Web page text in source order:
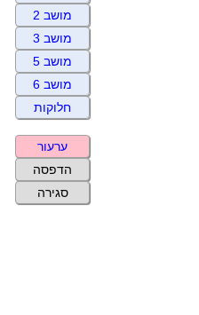
מושב 2
מושב 3
מושב 5
מושב 6
חלוקות
ערעור
הדפסה
סגירה